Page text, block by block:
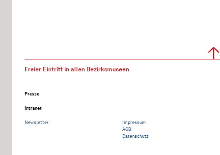
Freier Eintritt in allen Bezirksmuseen
Presse
Intranet
Newsletter
Impressum
AGB
Datenschutz